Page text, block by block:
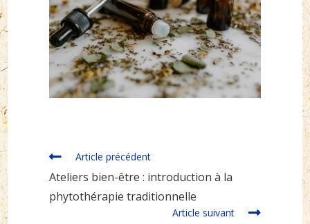
Read
articles
Article précédent
Ateliers bien-être : introduction à la
phytothérapie traditionnelle
Article suivant